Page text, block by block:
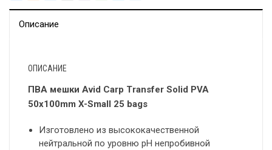
Описание
ОПИСАНИЕ
ПВА мешки Avid Carp Transfer Solid PVA
50х100mm X-Small 25 bags
Изготовлено из высококачественной
нейтральной по уровню pH непробивной